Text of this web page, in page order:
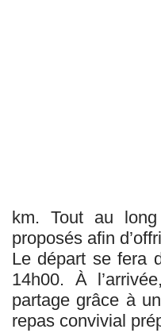
km. Tout au long
proposés afin
Le départ se fera
14h00. À
partage grâce à
repas convivial